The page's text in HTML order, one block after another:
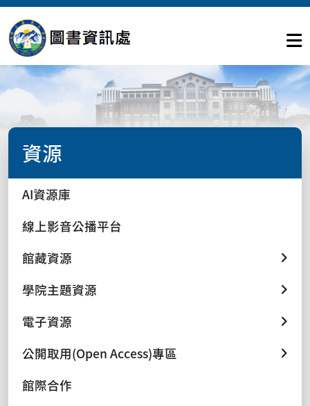
資源
AI資源庫
線上影音公播平台
館藏資源
學院主題資源
電子資源
公開取用(Open Access)專區
館際合作